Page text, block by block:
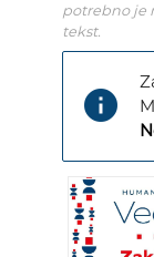
potrebno je
tekst.
info